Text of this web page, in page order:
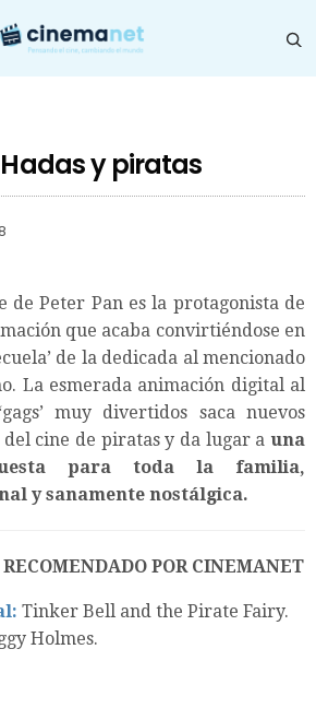
y piratas
de Peter Pan es la protagonista de
que acaba convirtiéndose en
de la dedicada al mencionado
La esmerada animación digital al
muy divertidos saca nuevos
cine de piratas y da lugar a una
para toda la familia,
y sanamente nostálgica.
POR CINEMANET
Tinker Bell and the Pirate Fairy.
Holmes.